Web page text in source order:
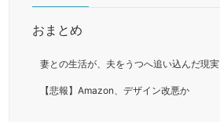
おまとめ
妻との生活が、夫をうつへ追い込んだ現実
【悲報】Amazon、デザイン改悪か